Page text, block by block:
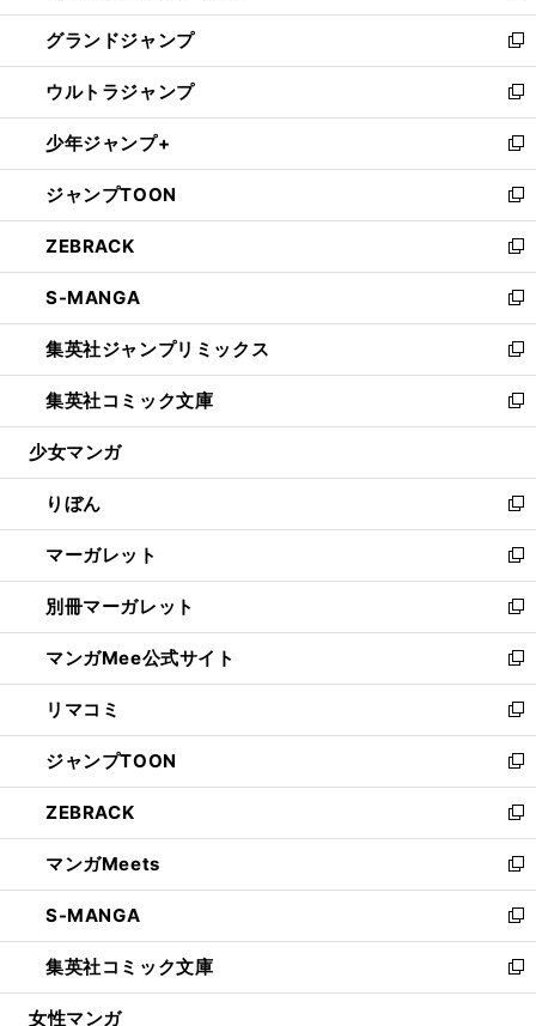
ウ
で
開
く
ン
ド
ウ
で
開
く
ウ
ィ
ン
ド
ウ
で
開
く
し
い
ウ
ィ
ン
ド
ウ
で
開
く
グランドジャンプ
新
し
い
ウ
ィ
ン
ド
ウ
で
開
く
ウルトラジャンプ
新
し
い
ウ
ィ
ン
ド
ウ
で
開
く
少年ジャンプ+
新
し
い
ウ
ィ
ン
ド
ウ
で
開
く
ジャンプTOON
新
し
い
ウ
ィ
ン
ド
ウ
で
開
ZEBRACK
新
し
い
ウ
ィ
ン
ド
ウ
開
く
S-MANGA
新
し
い
ウ
ィ
ン
ウ
で
開
く
集英社ジャンプリミックス
新
し
い
ウ
ン
ド
ウ
で
開
く
集英社コミック文庫
新
し
ウ
ィ
ン
ド
ウ
で
開
く
少女マンガ
りぼん
新
し
い
ウ
ィ
ン
ド
ウ
で
開
く
マーガレット
新
し
い
ウ
ィ
ン
ド
ウ
で
開
く
別冊マーガレット
新
し
い
ウ
ィ
ン
ド
ウ
で
開
く
マンガMee公式サイト
新
し
い
ウ
ィ
ン
ド
ウ
で
開
く
リマコミ
新
し
い
ウ
ィ
ン
ド
ウ
で
開
く
ジャンプTOON
新
し
い
ウ
ィ
ン
ド
ウ
で
開
ZEBRACK
新
し
い
ウ
ィ
ン
ド
ウ
マンガMeets
新
し
い
ウ
ィ
ン
S-MANGA
新
し
い
ウ
集英社コミック文庫
新
し
女性マンガ